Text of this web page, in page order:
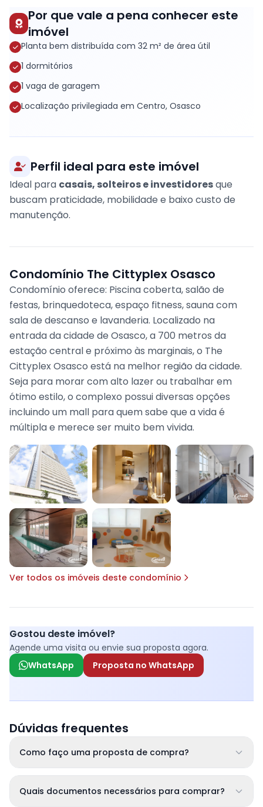
Por que vale a pena conhecer este
imóvel
Planta bem distribuída com 32 m² de área útil
1 dormitórios
1 vaga de garagem
Localização privilegiada em Centro, Osasco
Perfil ideal para este imóvel
Ideal para casais, solteiros e investidoresque
buscam praticidade, mobilidade e baixo custo de
manutenção.
Condomínio The Cittyplex Osasco
Condomínio oferece: Piscina coberta, salão de
festas, brinquedoteca, espaço fitness, sauna com
sala de descanso e lavanderia. Localizado na
entrada da cidade de Osasco, a 700 metros da
estação central e próximo às marginais, o The
Cittyplex Osasco está na melhor região da cidade.
Seja para morar com alto lazer ou trabalhar em
ótimo estilo, o complexo possui diversas opções
incluindo um mall para quem sabe que a vida é
múltipla e merece ser muito bem vivida.
Ver todos os imóveis deste condomínio
Gostou deste imóvel?
Agende uma visita ou envie sua proposta agora.
WhatsApp
Proposta no WhatsApp
Dúvidas frequentes
Como faço uma proposta de compra?
Quais documentos necessários para comprar?